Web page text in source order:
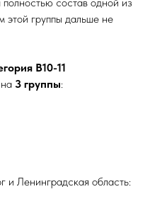
этой группы дальше не
В10-11
3 группы:
Ленинградская область: